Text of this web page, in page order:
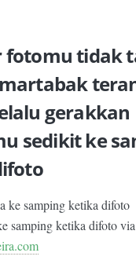
fotomu tidak
gerakkan
sedikit ke
samping ketika difoto via